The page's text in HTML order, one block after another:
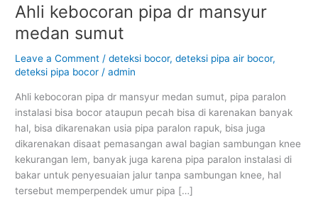
Ahli kebocoran pipa dr mansyur
medan sumut
Leave a Comment /deteksi bocor,deteksi pipa air bocor,
deteksi pipa bocor /admin
Ahli kebocoran pipa dr mansyur medan sumut, pipa paralon
instalasi bisa bocor ataupun pecah bisa di karenakan banyak
hal, bisa dikarenakan usia pipa paralon rapuk, bisa juga
dikarenakan disaat pemasangan awal bagian sambungan knee
kekurangan lem, banyak juga karena pipa paralon instalasi di
bakar untuk penyesuaian jalur tanpa sambungan knee, hal
tersebut memperpendek umur pipa […]
Ahli
kebocoran
pipa
dr
mansyur
sumut